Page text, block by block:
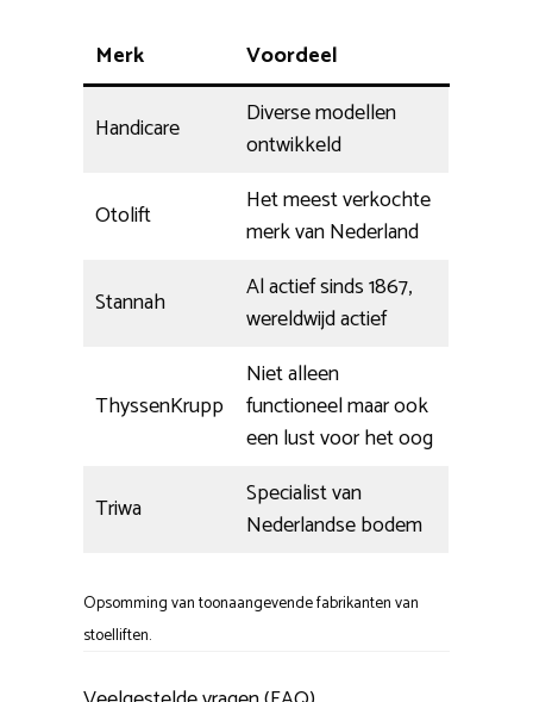
Merk Voordeel
Handicare
Diverse modellen
ontwikkeld
Otolift
Het meest verkochte
merk van Nederland
Stannah
Al actief sinds 1867,
wereldwijd actief
ThyssenKrupp
Niet alleen
functioneel maar ook
een lust voor het oog
Triwa
Specialist van
Nederlandse bodem
Opsomming van toonaangevende fabrikanten van
stoelliften.